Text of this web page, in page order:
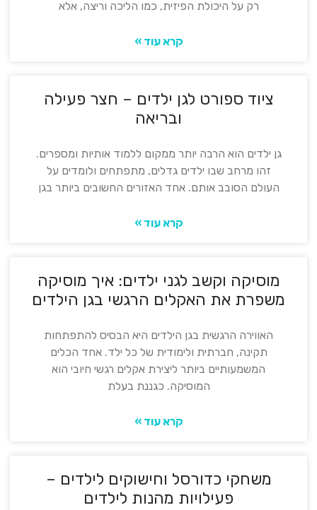
רק על היכולת הפיזית, כמו הליכה וריצה, אלא
קרא עוד »
ציוד ספורט לגן ילדים – חצר פעילה
ובריאה
גן ילדים הוא הרבה יותר ממקום ללמוד אותיות ומספרים.
זהו מרחב שבו ילדים גדלים, מתפתחים ולומדים על
העולם הסובב אותם. אחד האזורים החשובים ביותר בגן
קרא עוד »
מוסיקה וקשב לגני ילדים: איך מוסיקה
משפרת את האקלים הרגשי בגן הילדים
האווירה הרגשית בגן הילדים היא הבסיס להתפתחות
תקינה, חברתית ולימודית של כל ילד. אחד הכלים
המשמעותיים ביותר ליצירת אקלים רגשי חיובי הוא
המוסיקה. כגננת בעלת
קרא עוד »
משחקי כדורסל וחישוקים לילדים –
פעילויות מהנות לילדים